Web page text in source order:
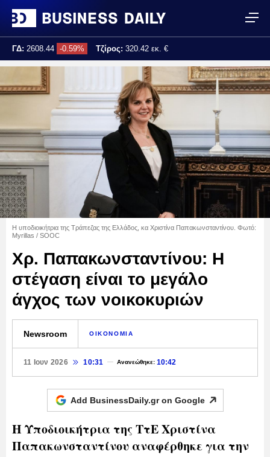
ΓΔ: 2608.44 -0.59% Τζίρος: 320.42 εκ. €
Τελ. ενημέρωση:
Η υποδιοικήτρια της Τράπεζας της Ελλάδος, κα Χριστίνα Παπακωνσταντίνου. Φωτό:
Myrillas / SOOC
Χρ. Παπακωνσταντίνου: Η
στέγαση είναι το μεγάλο
άγχος των νοικοκυριών
Newsroom ΟΙΚΟΝΟΜΙΑ
11 Ιουν 2026 10:31 Ανανεώθηκε:10:42
Add BusinessDaily.gr on Google
Η Υποδιοικήτρια της ΤτΕ Χριστίνα
Παπακωνσταντίνου αναφέρθηκε για την